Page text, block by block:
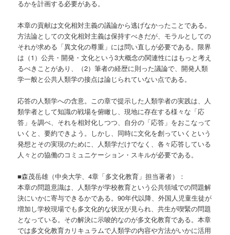
るかを計画する必要がある。
本章の貢献は文化相対主義の議論から逃げなかったことである。
方法論としての文化相対主義は保持すべきだが、モラルとしての
それが求める「異文化の尊重」には問い直しが必要である。限界
は（1）公共・開発・文化という3大概念の関連性にはもっと考え
るべきことがあり、（2）筆者の経歴に則った議論で、開発人類
学一般と公共人類学の接点は論じられていない点である。
応答の人類学への含意。この章で提示した人類学者の実践は、人
類学者として知識の戦場を俯瞰し、現地に存在する様々な「応
答」を調べ、それを相対化しつつ、自分の「応答」をおこなって
いくと、要約できよう。しかし、同時に文化を創っていくという
発想とその実現のために、人類学だけでなく、各々応答している
人々との協働のコミュニケーション・スキルが必要である。
■森茂岳雄（中央大学、4章「多文化教育」担当著者）：
本章の問題意識は、人類学が学校教育という公共領域での問題解
決にいかに寄与できるかである。90年代以降、外国人児童生徒が
増加し学校現場でも多文化的な状況が見られ、共生が喫緊の問題
となっている。その解決に示唆的なのが多文化教育である。本章
では多文化教育カリキュラムで人類学の内容や方法がいかに活用